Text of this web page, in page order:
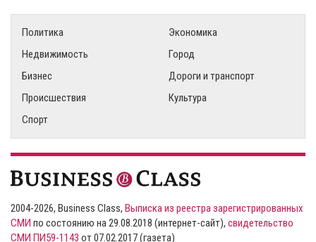
Политика
Экономика
Недвижимость
Город
Бизнес
Дороги и транспорт
Происшествия
Культура
Спорт
2004-2026, Business Class, Выписка из реестра зарегистрированных
СМИ по состоянию на 29.08.2018 (интернет-сайт), свидетельство
СМИ ПИ59-1143 от 07.02.2017 (газета)